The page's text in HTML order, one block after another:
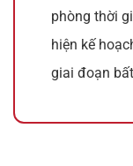
phòng thời
hiện kế
giai đoạn